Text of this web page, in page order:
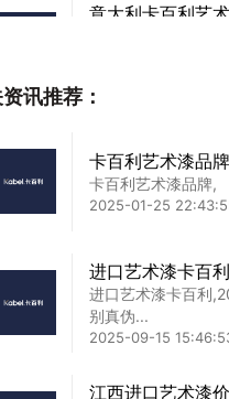
意大利卡百利艺
专业进口艺术漆代
你的选品...
2025-02-20
艺术涂料漆品牌
艺术涂料漆品牌,
2025-01-25 04:21:57
讯推荐：
卡百利艺术漆品牌
卡百利艺术漆品牌,
2025-01-25
进口艺术漆卡百利
进口艺术漆卡百利
别真伪...
2025-09-15
江西进口艺术漆